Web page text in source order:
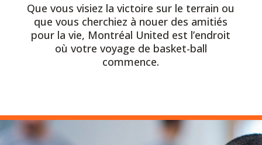
Que vous visiez la victoire sur le terrain ou
que vous cherchiez à nouer des amitiés
pour la vie, Montréal United est l’endroit
où votre voyage de basket-ball
commence.